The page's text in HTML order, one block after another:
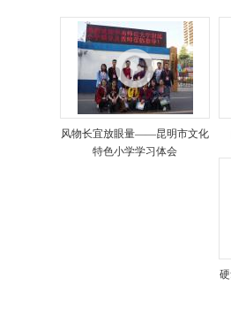
风物长宜放眼量——昆明市文化
特色小学学习体会